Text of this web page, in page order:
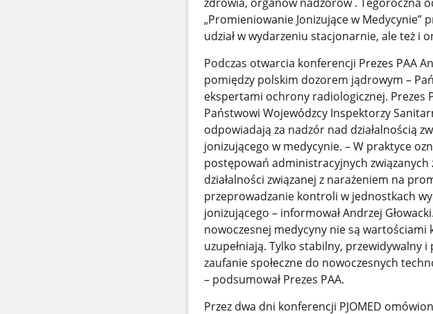
zdrowia, organów nadzorów . Tegoroczna
„Promieniowanie Jonizujące w Medycynie”
udział w wydarzeniu stacjonarnie, ale też i
Podczas otwarcia konferencji Prezes PAA
pomiędzy polskim dozorem jądrowym –
ekspertami ochrony radiologicznej. Prezes
Państwowi Wojewódzcy Inspektorzy
odpowiadają za nadzór nad działalnością
jonizującego w medycynie. – W praktyce
postępowań administracyjnych
działalności związanej z narażeniem na
przeprowadzanie kontroli w jednostkach
jonizującego – informował Andrzej
nowoczesnej medycyny nie są
uzupełniają. Tylko stabilny,
zaufanie społeczne do nowoczesnych
– podsumował Prezes PAA.
Przez dwa dni konferencji PJOMED